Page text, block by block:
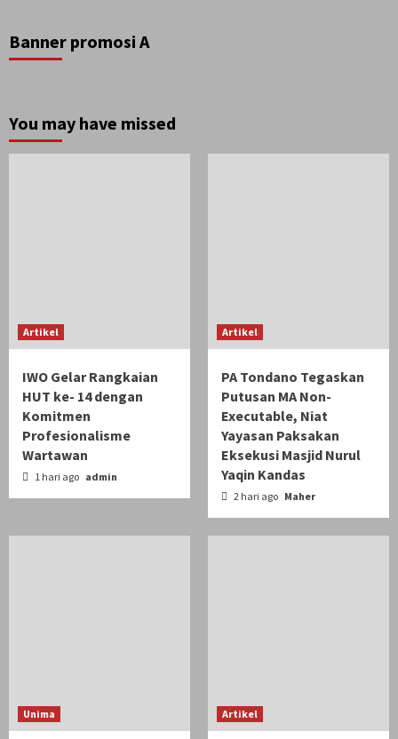
Banner promosi A
You may have missed
Artikel
IWO Gelar Rangkaian
HUT ke- 14 dengan
Komitmen
Profesionalisme
Wartawan
1 hari ago admin
Artikel
PA Tondano Tegaskan
Putusan MA Non-
Executable, Niat
Yayasan Paksakan
Eksekusi Masjid Nurul
Yaqin Kandas
2 hari ago Maher
Unima Artikel